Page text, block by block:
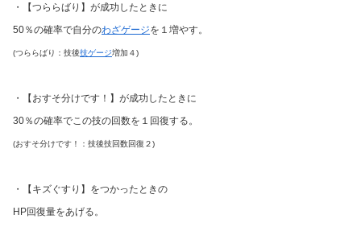
・【つららばり】が成功したときに
50％の確率で自分のわざゲージを１増やす。
(つららばり：技後技ゲージ増加４)
・【おすそ分けです！】が成功したときに
30％の確率でこの技の回数を１回復する。
(おすそ分けです！：技後技回数回復２)
・【キズぐすり】をつかったときの
HP回復量をあげる 。